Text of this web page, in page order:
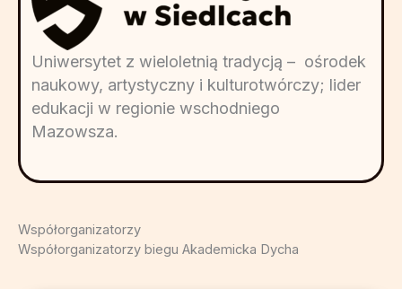
Uniwersytet z wieloletnią tradycją – ośrodek
naukowy, artystyczny i kulturotwórczy; lider
edukacji w regionie wschodniego
Mazowsza.
Współorganizatorzy
Współorganizatorzy biegu Akademicka Dycha